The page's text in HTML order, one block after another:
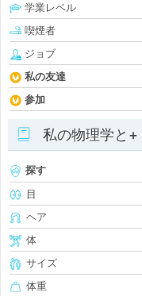
学業レベル
喫煙者
ジョブ
私の友達
参加
私の物理学と+
探す
目
ヘア
体
サイズ
体重